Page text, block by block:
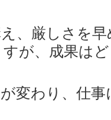
、厳しさを
が、成果は
変わり、仕